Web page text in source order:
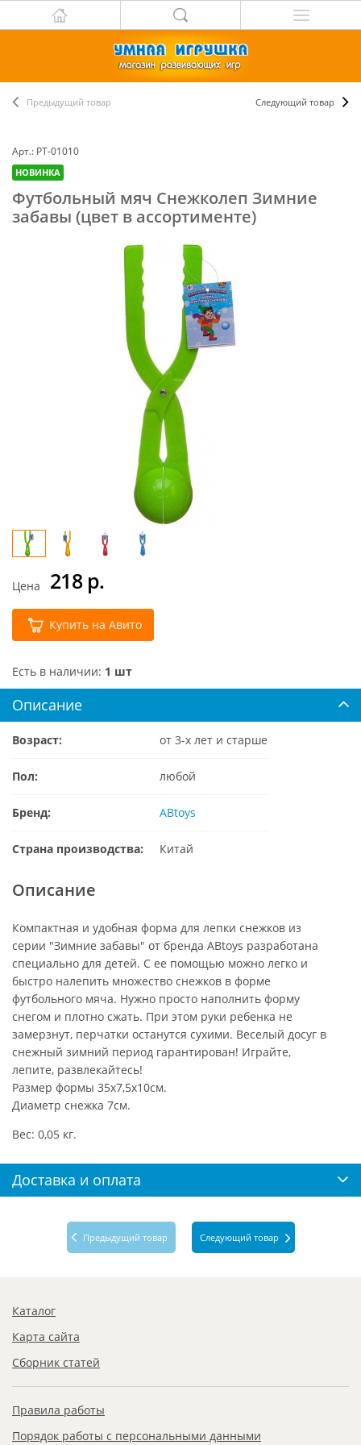
Предыдущий товар Следующий товар
Арт.: PT-01010
НОВИНКА
Футбольный мяч Снежколеп Зимние
забавы (цвет в ассортименте)
Цена 218 р.
Купить на Авито
Есть в наличии: 1 шт
Описание
Возраст: от 3-х лет и старше
Пол: любой
Бренд: ABtoys
Страна производства: Китай
Описание
Компактная и удобная форма для лепки снежков из
серии "Зимние забавы" от бренда ABtoys разработана
специально для детей. С ее помощью можно легко и
быстро налепить множество снежков в форме
футбольного мяча. Нужно просто наполнить форму
снегом и плотно сжать. При этом руки ребенка не
замерзнут, перчатки останутся сухими. Веселый досуг в
снежный зимний период гарантирован! Играйте,
лепите, развлекайтесь!
Размер формы 35х7,5х10см.
Диаметр снежка 7см.
Вес: 0,05 кг.
Доставка и оплата
Предыдущий товар Следующий товар
Каталог
Карта сайта
Сборник статей
Правила работы
Порядок работы с персональными данными